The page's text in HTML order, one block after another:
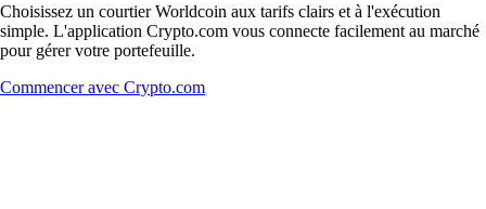
Choisissez un courtier Worldcoin aux tarifs clairs et à l'exécution
simple. L'application Crypto.com vous connecte facilement au marché
pour gérer votre portefeuille.
Commencer avec Crypto.com